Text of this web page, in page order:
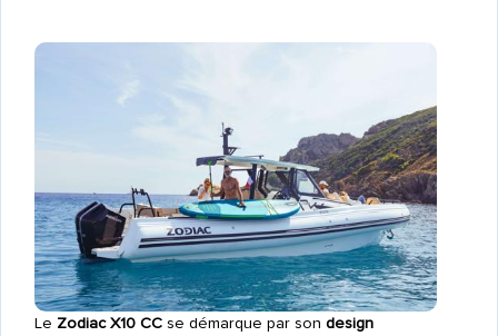
Le Zodiac X10 CCse démarque par son design